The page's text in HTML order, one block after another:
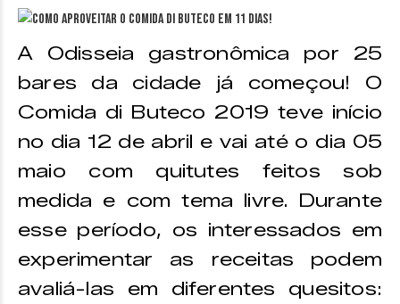
A Odisseia gastronômica por 25
bares da cidade já começou! O
Comida di Buteco 2019 teve início
no dia 12 de abril e vai até o dia 05
maio com quitutes feitos sob
medida e com tema livre. Durante
esse período, os interessados em
experimentar as receitas podem
avaliá-las em diferentes quesitos: